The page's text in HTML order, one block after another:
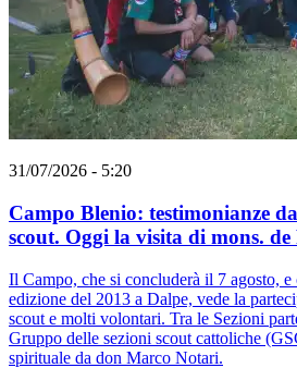
31/07/2026 - 5:20
Campo Blenio: testimonianze
scout. Oggi la visita di mons. de
Il Campo, che si concluderà il 7 agosto,
edizione del 2013 a Dalpe, vede la
scout e molti volontari. Tra le Sezioni
Gruppo delle sezioni scout cattoliche
spirituale da don Marco Notari.